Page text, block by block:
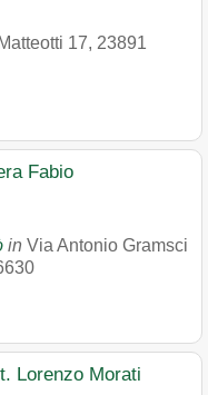
17, 23891
Fabio
in Via Antonio Gramsci
Lorenzo Morati